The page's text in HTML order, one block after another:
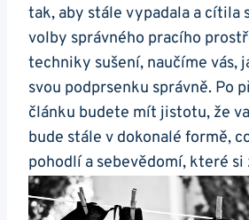
tak, aby stále vypadala a cítila
volby správného pracího
techniky sušení, naučíme vás,
svou podprsenku správně. Po
článku budete mít jistotu, že
bude stále v dokonalé formě,
pohodlí a sebevědomí, které